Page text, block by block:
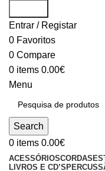
Entrar / Registar
0 Favoritos
0 Compare
0 items 0.00€
Menu
Search
0 items 0.00€
ACESSÓRIOSCORDAS
LIVROS E CD’S